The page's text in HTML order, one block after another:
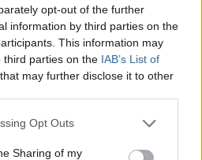
opt-out of the further
information by third parties on the
This information may
third parties on the IAB’s List of
that may further disclose it to other
Opt Outs
Sharing of my
Publicidad